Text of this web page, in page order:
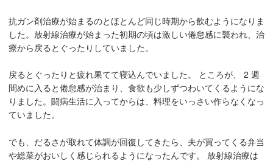
抗ガン剤治療が始まるのとほとんど同じ時期から飲むようになりま
した。放射線治療が始まった初期の頃は激しい倦怠感に襲われ、治
療から戻るとぐったりしていました。
戻るとぐったりと疲れ果てて寝込んでいました。 ところが、 2 週
間めに入ると倦怠感が治まり、食欲も少しずつわいてくるようにな
りました。闘病生活に入ってからは、料理をいっさい作らなくなっ
ていました。
でも、だるさが取れて体調が回復してきたら、夫が買ってくる弁当
や総菜がおいしく感じられるようになったんです。 放射線治療は